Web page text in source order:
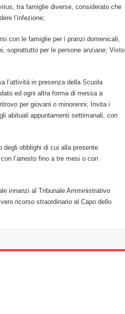
tra famiglie diverse, considerato che
l’infezione;
con le famiglie per i pranzi domenicali,
soprattutto per le persone anziane; Visto
l’attività in presenza della Scuola
ed ogni altra forma di messa a
per giovani o minorenni; Invita i
abituali appuntamenti settimanali, con
obblighi di cui alla presente
l’arresto fino a tre mesi o con
innanzi al Tribunale Amministrativo
ricorso straordinario al Capo dello